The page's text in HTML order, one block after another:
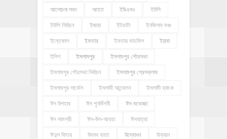
আলোচনা সভা আহত ইউএনও ইউপি
ইউপি নির্বাচন ইজারা ইটভাটা ইনকিলাব মঞ্চ
ইন্তেকাল ইফতার ইফতার মাহফিল ইয়াবা
ইলিশ ইসলামপুর ইসলামপুর পৌরসভা
ইসলামপুর পৌরসভা নির্বাচন ইসলামপুর প্রেসক্লাব
ইসলামপুর সার্কেল ইসলামী আন্দোলন ইসলামী ব্যাংক
ঈদ উপহার ঈদ পুনর্মিলনী ঈদ শুভেচ্ছা
ঈদ সামগ্রী ঈদ-উল-আযহা ঈদযাত্রা
ঈদুল ফিতর উৎসব ভাতা উদ্বোধন উন্নয়ন